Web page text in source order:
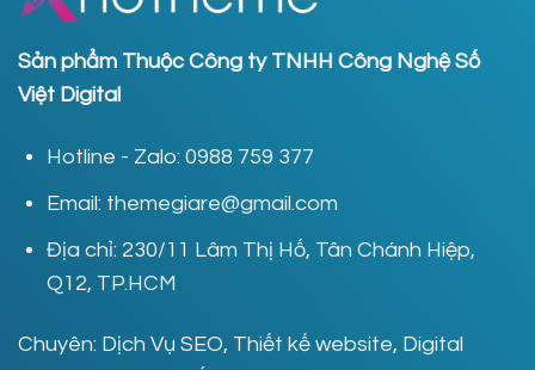
Sản phẩm Thuộc Công ty TNHH Công Nghệ Số
Việt Digital
Hotline - Zalo: 0988 759 377
Email: themegiare@gmail.com
Địa chỉ: 230/11 Lâm Thị Hố, Tân Chánh Hiệp,
Q12, TP.HCM
Chuyên: Dịch Vụ SEO, Thiết kế website, Digital